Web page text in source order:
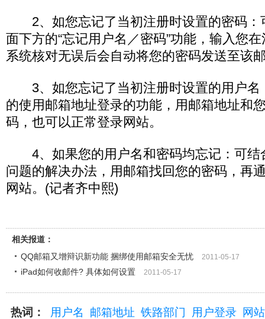
2、如您忘记了当初注册时设置的密码：
面下方的“忘记用户名／密码”功能，输入您
系统核对无误后会自动将您的密码发送至该
3、如您忘记了当初注册时设置的用户名
的使用邮箱地址登录的功能，用邮箱地址和
码，也可以正常登录网站。
4、如果您的用户名和密码均忘记：可结
问题的解决办法，用邮箱找回您的密码，再
网站。(记者齐中熙)
相关报道：
QQ邮箱又增辩识新功能 捆绑使用邮箱安全无忧
2011-05-17
iPad如何收邮件? 具体如何设置 2011-05-17
热词： 用户名 邮箱地址 铁路部门 用户登录
网